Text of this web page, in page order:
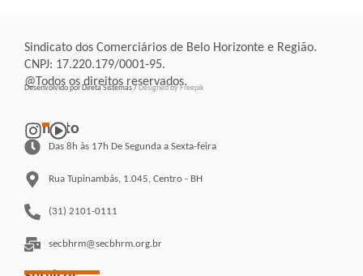
Sindicato dos Comerciários de Belo Horizonte e Região.
CNPJ: 17.220.179/0001-95.
@Todos os direitos reservados.
Desenvolvido por Direta Sistemas /Designed by Freepik
Contato
Das 8h às 17h De Segunda a Sexta-feira
Rua Tupinambás, 1.045, Centro - BH
(31) 2101-0111
secbhrm@secbhrm.org.br